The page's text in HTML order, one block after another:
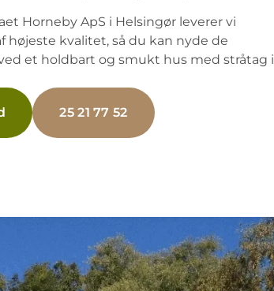
Horneby ApS i Helsingør leverer vi
kvalitet, så du kan nyde de
et holdbart og smukt hus med stråtag i
25 21 77 52